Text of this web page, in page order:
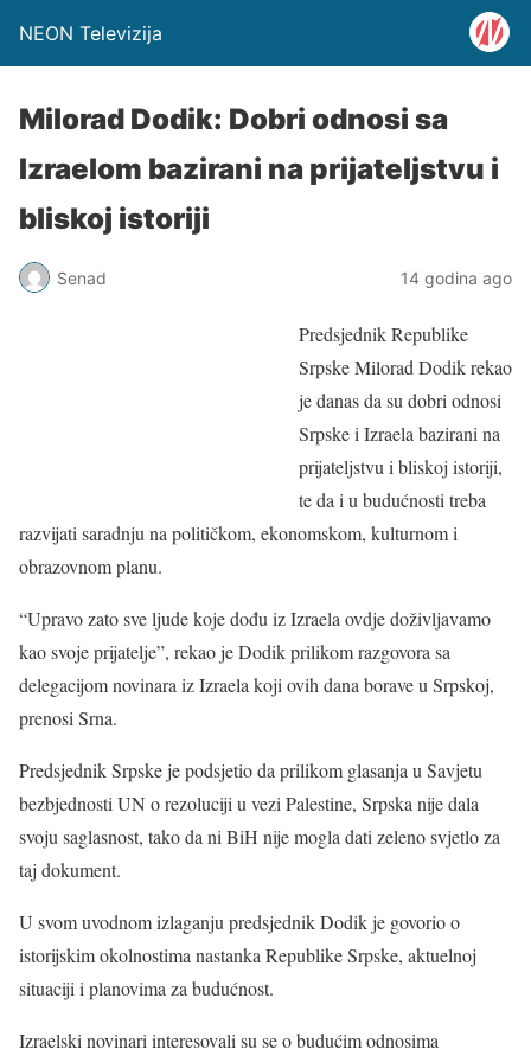
NEON Televizija
Milorad Dodik: Dobri odnosi sa
Izraelom bazirani na prijateljstvu i
bliskoj istoriji
Senad 14 godina ago
Predsjednik Republike
Srpske Milorad Dodik rekao
je danas da su dobri odnosi
Srpske i Izraela bazirani na
prijateljstvu i bliskoj istoriji,
te da i u budućnosti treba
razvijati saradnju na političkom, ekonomskom, kulturnom i
obrazovnom planu.
“Upravo zato sve ljude koje dođu iz Izraela ovdje doživljavamo
kao svoje prijatelje”, rekao je Dodik prilikom razgovora sa
delegacijom novinara iz Izraela koji ovih dana borave u Srpskoj,
prenosi Srna.
Predsjednik Srpske je podsjetio da prilikom glasanja u Savjetu
bezbjednosti UN o rezoluciji u vezi Palestine, Srpska nije dala
svoju saglasnost, tako da ni BiH nije mogla dati zeleno svjetlo za
taj dokument.
U svom uvodnom izlaganju predsjednik Dodik je govorio o
istorijskim okolnostima nastanka Republike Srpske, aktuelnoj
situaciji i planovima za budućnost.
Izraelski novinari interesovali su se o budućim odnosima